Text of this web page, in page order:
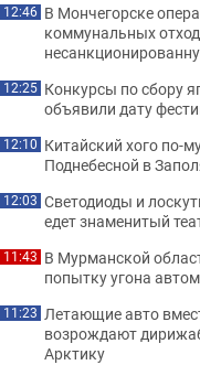
12:46 В Мончегорске
коммунальных
12:25 Конкурсы по сбору
объявили дату
12:10 Китайский хого по-
Поднебесной в
12:03 Светодиоды и
едет знаменитый
11:43 В Мурманской
попытку угона
11:23 Летающие авто
возрождают
Арктику